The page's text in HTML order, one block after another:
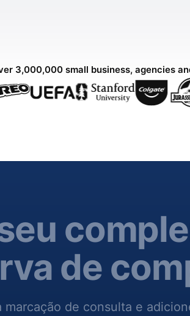
3,000,000 small business, agencies
de
marcação de consulta e